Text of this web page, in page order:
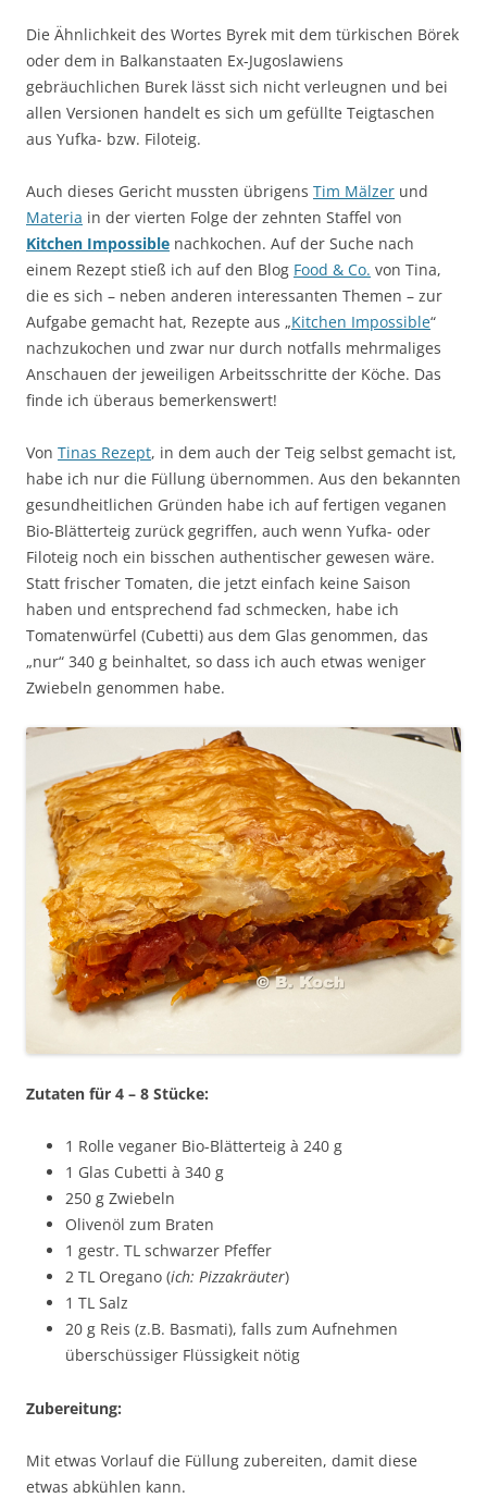
Die Ähnlichkeit des Wortes Byrek mit dem türkischen Börek
oder dem in Balkanstaaten Ex-Jugoslawiens
gebräuchlichen Burek lässt sich nicht verleugnen und bei
allen Versionen handelt es sich um gefüllte Teigtaschen
aus Yufka- bzw. Filoteig.
Auch dieses Gericht mussten übrigens Tim Mälzer und
Materia in der vierten Folge der zehnten Staffel von
Kitchen Impossible nachkochen. Auf der Suche nach
einem Rezept stieß ich auf den Blog Food & Co. von Tina,
die es sich – neben anderen interessanten Themen – zur
Aufgabe gemacht hat, Rezepte aus „Kitchen Impossible“
nachzukochen und zwar nur durch notfalls mehrmaliges
Anschauen der jeweiligen Arbeitsschritte der Köche. Das
finde ich überaus bemerkenswert!
Von Tinas Rezept, in dem auch der Teig selbst gemacht ist,
habe ich nur die Füllung übernommen. Aus den bekannten
gesundheitlichen Gründen habe ich auf fertigen veganen
Bio-Blätterteig zurück gegriffen, auch wenn Yufka- oder
Filoteig noch ein bisschen authentischer gewesen wäre.
Statt frischer Tomaten, die jetzt einfach keine Saison
haben und entsprechend fad schmecken, habe ich
Tomatenwürfel (Cubetti) aus dem Glas genommen, das
„nur“ 340 g beinhaltet, so dass ich auch etwas weniger
Zwiebeln genommen habe.
Zutaten für 4 – 8 Stücke:
1 Rolle veganer Bio-Blätterteig à 240 g
1 Glas Cubetti à 340 g
250 g Zwiebeln
Olivenöl zum Braten
1 gestr. TL schwarzer Pfeffer
2 TL Oregano (ich: Pizzakräuter)
1 TL Salz
20 g Reis (z.B. Basmati), falls zum Aufnehmen
überschüssiger Flüssigkeit nötig
Zubereitung:
Mit etwas Vorlauf die Füllung zubereiten, damit diese
etwas abkühlen kann.